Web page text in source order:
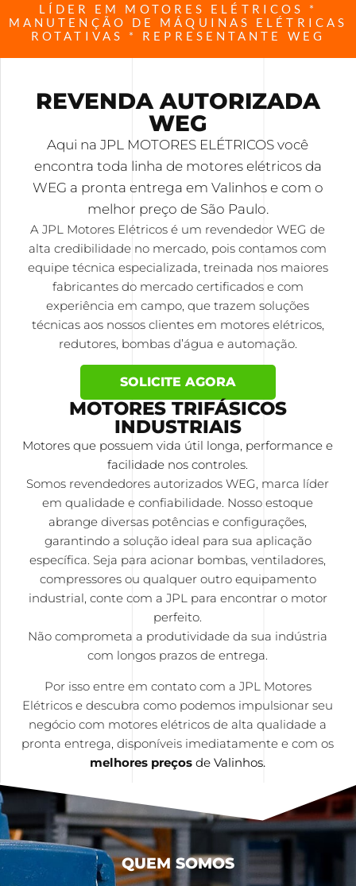
LÍDER EM MOTORES ELÉTRICOS *
MANUTENÇÃO DE MÁQUINAS ELÉTRICAS
ROTATIVAS * REPRESENTANTE WEG
REVENDA AUTORIZADA
WEG
Aqui na JPL MOTORES ELÉTRICOS você
encontra toda linha de motores elétricos da
WEG a pronta entrega em Valinhos e com o
melhor preço de São Paulo.
A JPL Motores Elétricos é um revendedor WEG de
alta credibilidade no mercado, pois contamos com
equipe técnica especializada, treinada nos maiores
fabricantes do mercado certificados e com
experiência em campo, que trazem soluções
técnicas aos nossos clientes em motores elétricos,
redutores, bombas d’água e automação.
SOLICITE AGORA
MOTORES TRIFÁSICOS
INDUSTRIAIS
Motores que possuem vida útil longa, performance e
facilidade nos controles.
Somos revendedores autorizados WEG, marca líder
em qualidade e confiabilidade. Nosso estoque
abrange diversas potências e configurações,
garantindo a solução ideal para sua aplicação
específica. Seja para acionar bombas, ventiladores,
compressores ou qualquer outro equipamento
industrial, conte com a JPL para encontrar o motor
perfeito.
Não comprometa a produtividade da sua indústria
com longos prazos de entrega.
Por isso entre em contato com a JPL Motores
Elétricos e descubra como podemos impulsionar seu
negócio com motores elétricos de alta qualidade a
pronta entrega, disponíveis imediatamente e com os
melhores preços de Valinhos.
QUEM SOMOS